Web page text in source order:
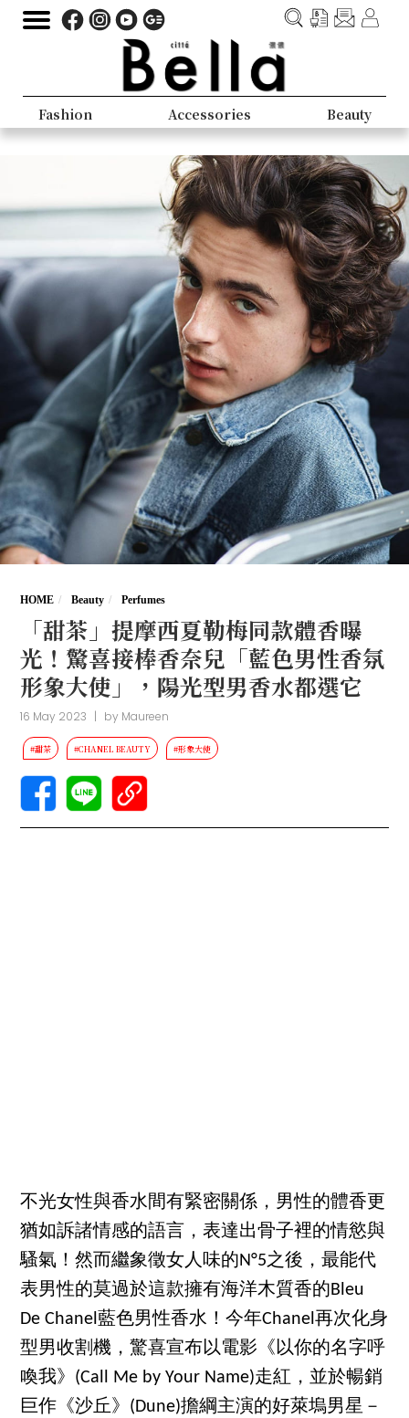
Fashion Accessories Beauty
HOME Beauty Perfumes
「甜茶」提摩西夏勒梅同款體香曝
光！驚喜接棒香奈兒「藍色男性香氛
形象大使」，陽光型男香水都選它
16 May 2023 | by Maureen
#甜茶 #CHANEL BEAUTY #形象大使
不光女性與香水間有緊密關係，男性的體香更
猶如訴諸情感的語言，表達出骨子裡的情慾與
騷氣！然而繼象徵女人味的N°5之後，最能代
表男性的莫過於這款擁有海洋木質香的Bleu
De Chanel藍色男性香水！今年Chanel再次化身
型男收割機，驚喜宣布以電影《以你的名字呼
喚我》(Call Me by Your Name)走紅，並於暢銷
巨作《沙丘》(Dune)擔綱主演的好萊塢男星－